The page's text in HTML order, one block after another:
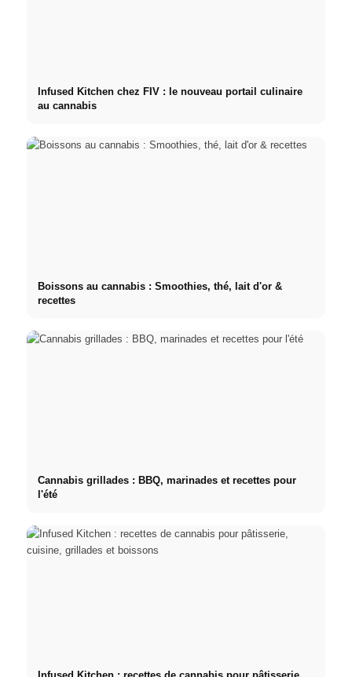
Infused Kitchen chez FIV : le nouveau portail culinaire
au cannabis
Boissons au cannabis : Smoothies, thé, lait d'or &
recettes
Cannabis grillades : BBQ, marinades et recettes pour
l'été